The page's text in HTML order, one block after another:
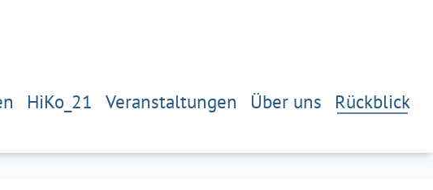
HiKo_21 Veranstaltungen Über uns Rückblick